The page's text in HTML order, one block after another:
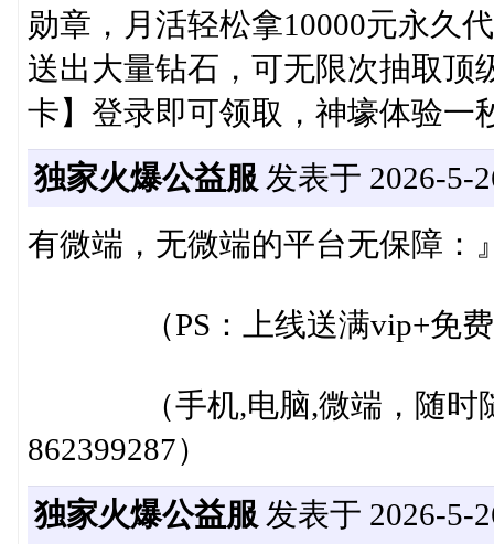
勋章，月活轻松拿10000元永久
送出大量钻石，可无限次抽取
卡】登录即可领取，神壕体验
独家火爆公益服 发表于 2026-5-
有微端，无微端的平台无保障：
（PS：上线送满vip+免费
（手机,电脑,微端，随时随
862399287）
独家火爆公益服 发表于 2026-5-